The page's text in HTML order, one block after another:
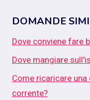
DOMANDE
Dove conviene fare
Dove mangiare
Come ricaricare
corrente?